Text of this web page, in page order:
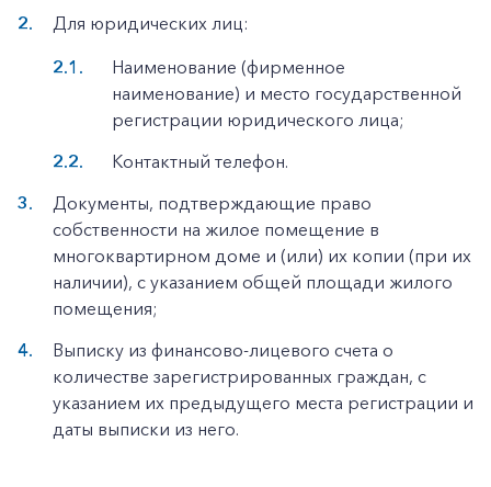
Для юридических лиц:
Наименование (фирменное
наименование) и место государственной
регистрации юридического лица;
Контактный телефон.
Документы, подтверждающие право
собственности на жилое помещение в
многоквартирном доме и (или) их копии (при их
наличии), с указанием общей площади жилого
помещения;
Выписку из финансово-лицевого счета о
количестве зарегистрированных граждан, с
указанием их предыдущего места регистрации и
даты выписки из него.